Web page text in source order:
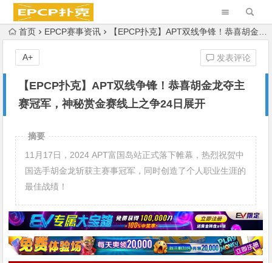
首页 EPCP赛事资讯 【EPCP扑克】APT双线争锋！恭喜胡金龙夺主赛冠军，神秘赏金赛线上之争24日展开
【EPCP扑克】APT双线争锋！恭喜胡金龙夺主
赛冠军，神秘赏金赛线上之争24日展开
发表评论
A+
摘要
11月17日，2024 APT富国岛站正式落下帷幕，热烈祝贺中
国选手胡金龙斩获主赛事冠军，同时创造了个人职业生涯的
最佳战绩！